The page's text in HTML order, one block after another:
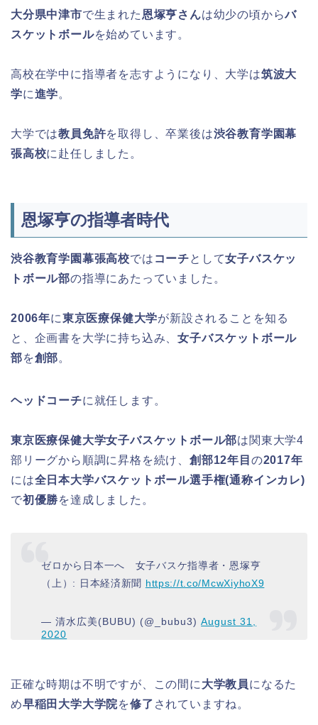
大分県中津市で生まれた恩塚亨さんは幼少の頃からバ
スケットボールを始めています。
高校在学中に指導者を志すようになり、大学は筑波大
学に進学。
大学では教員免許を取得し、卒業後は渋谷教育学園幕
張高校に赴任しました。
恩塚亨の指導者時代
渋谷教育学園幕張高校では コーチとして女子バスケッ
トボール部の指導にあたっていました。
2006年に東京医療保健大学が新設されることを知る
と、企画書を大学に持ち込み、女子バスケットボール
部を創部。
ヘッドコーチに就任します。
東京医療保健大学女子バスケットボール部は関東大学4
部リーグから順調に昇格を続け、 創部12年目 の2017年
には全日本大学バスケットボール選手権(通称インカレ)
で初優勝を達成しました。
ゼロから日本一へ 女子バスケ指導者・恩塚亨
（上）: 日本経済新聞 https://t.co/McwXiyhoX9
— 清水広美(BUBU) (@_bubu3)August 31,
2020
正確な時期は不明ですが、この間に 大学教員になるた
め早稲田大学大学院を修了 されていますね。